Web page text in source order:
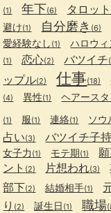
(1) 年下(6) タロット
避け(1) 自分磨き (6)
愛経験なし (1) ハロウィ
(1) 恋心(2) バツイチ
ップル(2) 仕事(18)
(4) 異性(1) ヘアース
(1) 服(1) 連絡(1) ソウ
占い(3) バツイチ子
女子力 (1) モテ期(1)
ント (2) 片想われ(3)
部下(2) 結婚相手(1)
り (2) 誕生日 (1) 職場